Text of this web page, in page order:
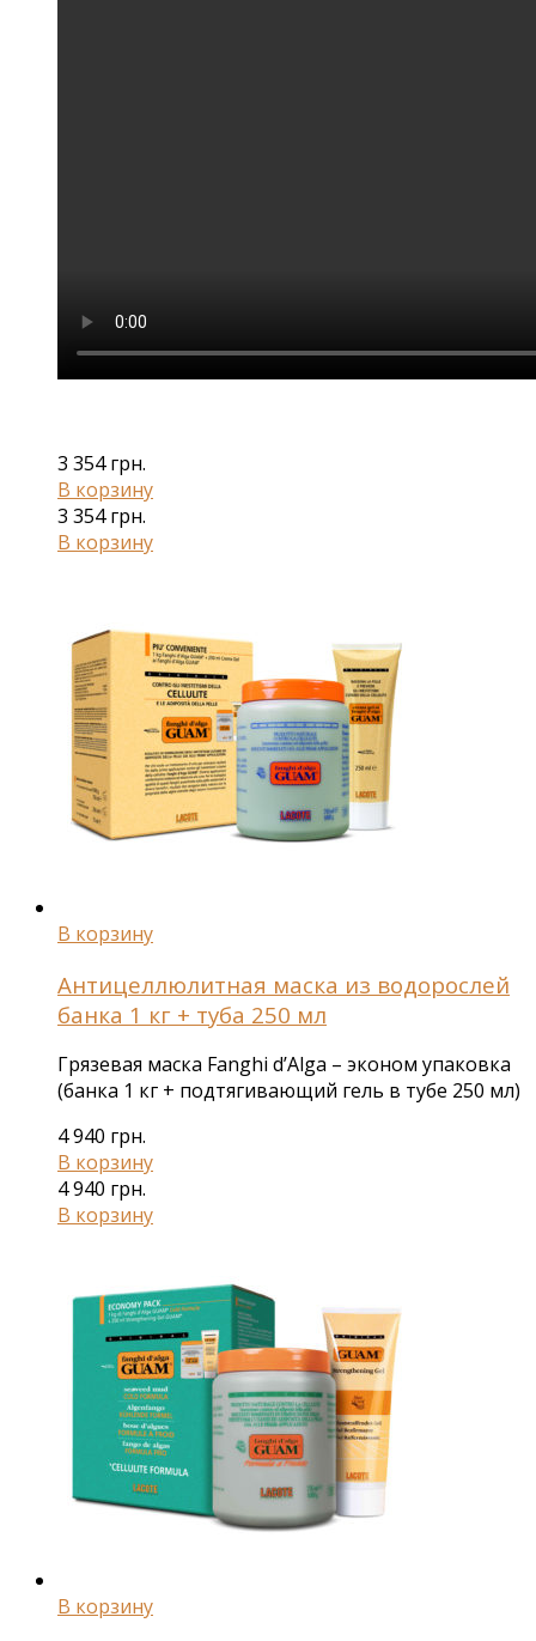
3 354грн.
В корзину
3 354грн.
В корзину
В корзину
Антицеллюлитная маска из водорослей
банка 1 кг + туба 250 мл
Грязевая маска Fanghi d’Alga – эконом упаковка
(банка 1 кг + подтягивающий гель в тубе 250 мл)
4 940 грн.
В корзину
4 940 грн.
В корзину
В корзину